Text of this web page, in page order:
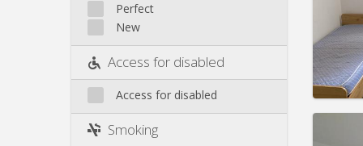
Perfect
New
Access for disabled
Access for disabled
Smoking
Rent: